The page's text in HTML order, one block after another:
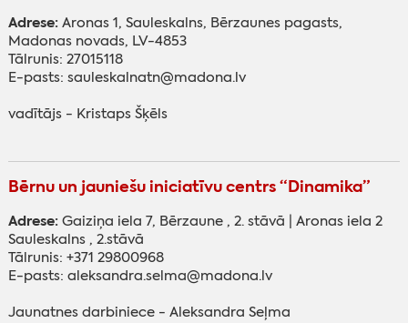
Adrese:Aronas 1, Sauleskalns, Bērzaunes pagasts,
Madonas novads, LV-4853
Tālrunis: 27015118
E-pasts: sauleskalnatn@madona.lv
vadītājs - Kristaps Šķēls
Bērnu un jauniešu iniciatīvu centrs “Dinamika”
Adrese:Gaiziņa iela 7, Bērzaune , 2. stāvā | Aronas iela 2
Sauleskalns , 2.stāvā
Tālrunis: +371 29800968
E-pasts: aleksandra.selma@madona.lv
Jaunatnes darbiniece - Aleksandra Seļma